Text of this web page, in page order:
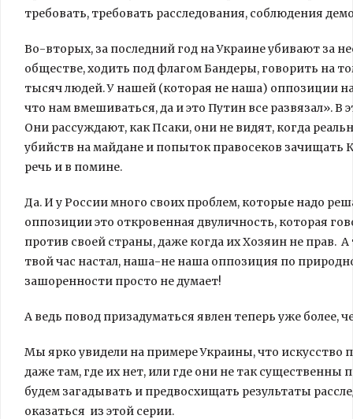
требовать, требовать расследования, соблюдения
Во-вторых, за последний год на Украине убивают за
обществе, ходить под флагом Бандеры, говорить на
тысяч людей. У нашей (которая не наша) оппозиции
что нам вмешиваться, да и это Путин все развязал».
Они рассуждают, как Псаки, они не видят, когда
убийств на майдане и попыток правосеков зачищать
речь и в помине.
Да. И у России много своих проблем, которые надо
оппозиции это откровенная двуличность, которая
против своей страны, даже когда их Хозяин не прав.
твой час настал, наша-не наша оппозиция по
зашоренности просто не думает!
А ведь повод призадуматься явлен теперь уже более,
Мы ярко увидели на примере Украины, что искусство
даже там, где их нет, или где они не так
будем загадывать и предвосхищать результаты
оказаться из этой серии.